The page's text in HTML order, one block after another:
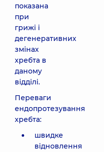
показана
при
грижі і
дегенеративних
змінах
хребта в
даному
відділі.
Переваги
ендопротезування
хребта:
швидке
відновлення